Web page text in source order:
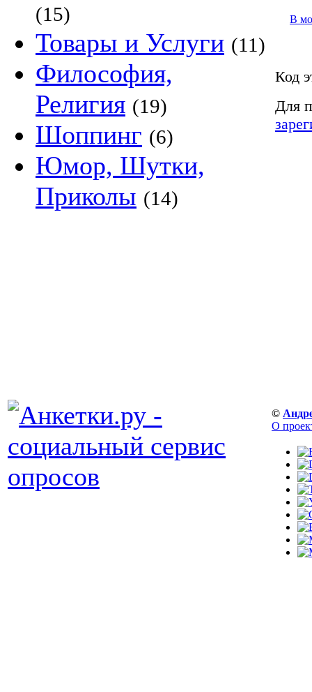
(15)
Товары и Услуги (11)
Философия,
Религия (19)
Шоппинг (6)
Юмор, Шутки,
Приколы (14)
В
Код
Для
©
О